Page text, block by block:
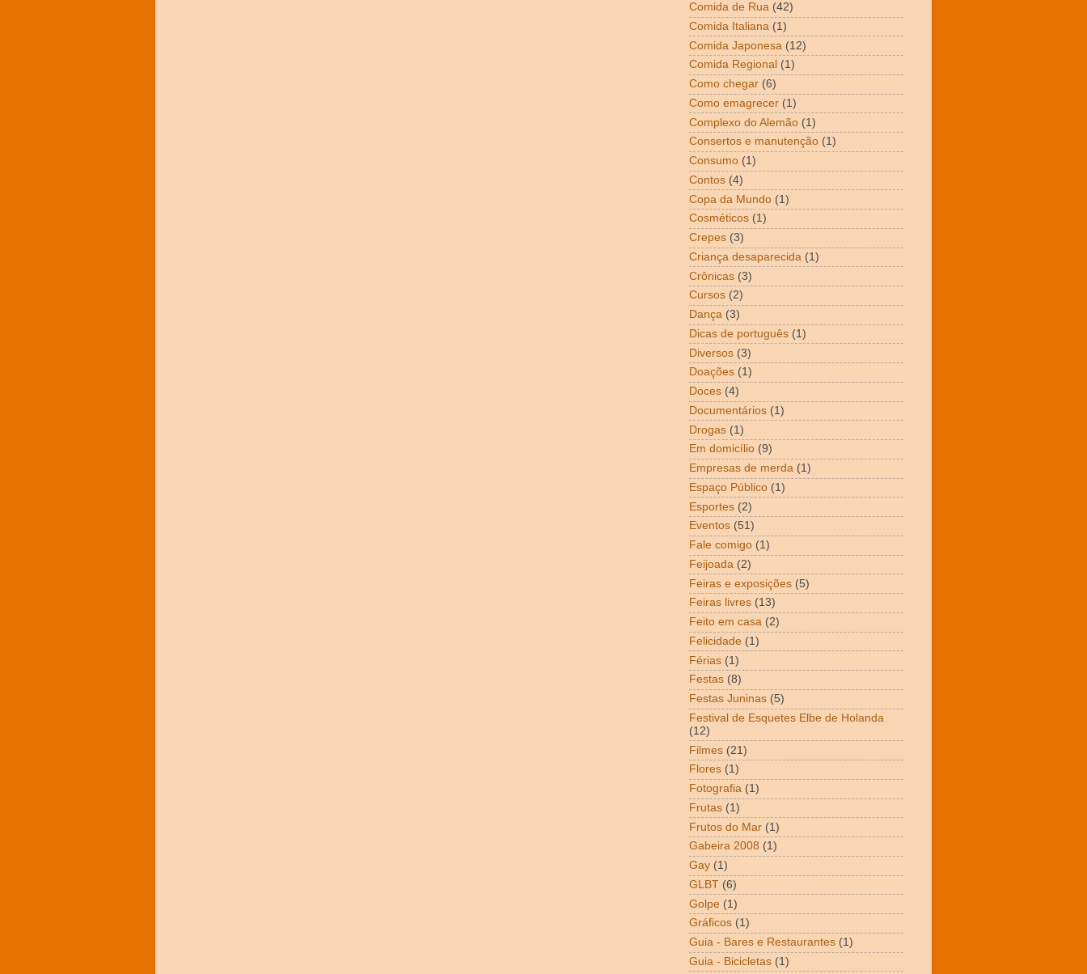
Comida de Rua (42)
Comida Italiana (1)
Comida Japonesa (12)
Comida Regional (1)
Como chegar (6)
Como emagrecer (1)
Complexo do Alemão (1)
Consertos e manutenção (1)
Consumo (1)
Contos (4)
Copa da Mundo (1)
Cosméticos (1)
Crepes (3)
Criança desaparecida (1)
Crônicas (3)
Cursos (2)
Dança (3)
Dicas de português (1)
Diversos (3)
Doações (1)
Doces (4)
Documentários (1)
Drogas (1)
Em domicílio (9)
Empresas de merda (1)
Espaço Público (1)
Esportes (2)
Eventos (51)
Fale comigo (1)
Feijoada (2)
Feiras e exposições (5)
Feiras livres (13)
Feito em casa (2)
Felicidade (1)
Férias (1)
Festas (8)
Festas Juninas (5)
Festival de Esquetes Elbe de Holanda
(12)
Filmes (21)
Flores (1)
Fotografia (1)
Frutas (1)
Frutos do Mar (1)
Gabeira 2008 (1)
Gay (1)
GLBT (6)
Golpe (1)
Gráficos (1)
Guia - Bares e Restaurantes (1)
Guia - Bicicletas (1)